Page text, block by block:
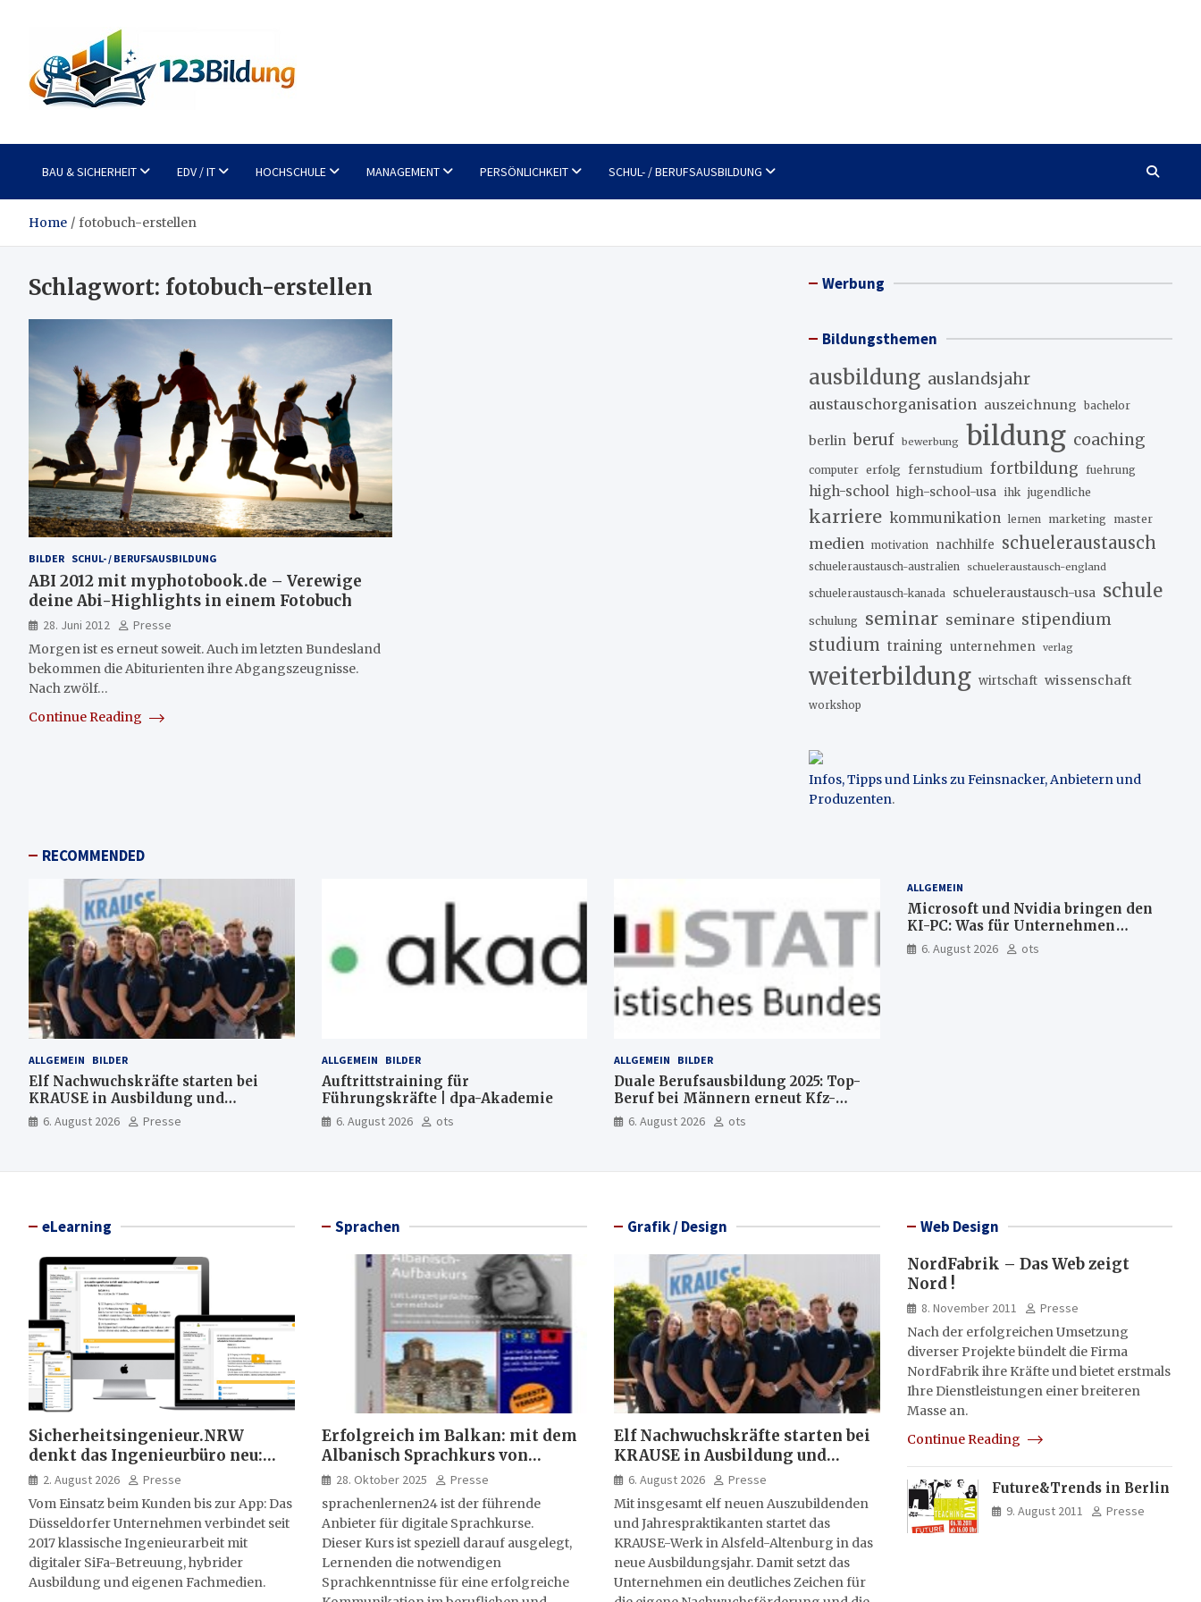
123Bildung
BAU & SICHERHEIT EDV / IT HOCHSCHULE MANAGEMENT PERSÖNLICHKEIT SCHUL- / BERUFSAUSBILDUNG
Home fotobuch-erstellen
Schlagwort: fotobuch-erstellen
BILDER SCHUL- / BERUFSAUSBILDUNG
ABI 2012 mit myphotobook.de – Verewige
deine Abi-Highlights in einem Fotobuch
28. Juni 2012
Presse
Morgen ist es erneut soweit. Auch im letzten Bundesland
bekommen die Abiturienten ihre Abgangszeugnisse.
Nach zwölf…
Continue Reading
Werbung
Bildungsthemen
ausbildung auslandsjahr
austauschorganisation auszeichnung bachelor
berlin beruf bewerbung bildung coaching
computer erfolg fernstudium fortbildung fuehrung
high-school high-school-usa ihk jugendliche
karriere kommunikation lernen marketing master
medien motivation nachhilfe schueleraustausch
schueleraustausch-australien schueleraustausch-england
schueleraustausch-kanada schueleraustausch-usa schule
schulung seminar seminare stipendium
studium training unternehmen verlag
weiterbildung wirtschaft wissenschaft
workshop
Infos, Tipps und Links zu Feinsnacker, Anbietern und
Produzenten.
RECOMMENDED
ALLGEMEIN BILDER
Elf Nachwuchskräfte starten bei
KRAUSE in Ausbildung und
Jahrespraktikum
6. August 2026 Presse
ALLGEMEIN BILDER
Auftrittstraining für
Führungskräfte | dpa-Akademie
6. August 2026 ots
ALLGEMEIN BILDER
Duale Berufsausbildung 2025: Top-
Beruf bei Männern erneut Kfz-
Mechatroniker, bei Frauen
medizinische Fachangestellte
6. August 2026 ots
ALLGEMEIN
Microsoft und Nvidia bringen den
KI-PC: Was für Unternehmen
künftig direkt auf Ihrem Computer
läuft und was weiter in der Cloud
6. August 2026 ots
eLearning
Sicherheitsingenieur.NRW
denkt das Ingenieurbüro neu:
HSE-Beratung wird digital,
hybrid und multimedial
2. August 2026
Presse
Vom Einsatz beim Kunden bis zur App: Das
Düsseldorfer Unternehmen verbindet seit
2017 klassische Ingenieurarbeit mit
digitaler SiFa-Betreuung, hybrider
Ausbildung und eigenen Fachmedien.
Sprachen
Erfolgreich im Balkan: mit dem
Albanisch Sprachkurs von
sprachenlernen24
28. Oktober 2025
Presse
sprachenlernen24 ist der führende
Anbieter für digitale Sprachkurse.
Dieser Kurs ist speziell darauf ausgelegt,
Lernenden die notwendigen
Sprachkenntnisse für eine erfolgreiche
Grafik / Design
Elf Nachwuchskräfte starten bei
KRAUSE in Ausbildung und
Jahrespraktikum
6. August 2026
Presse
Mit insgesamt elf neuen Auszubildenden
und Jahrespraktikanten startet das
KRAUSE-Werk in Alsfeld-Altenburg in das
neue Ausbildungsjahr. Damit setzt das
Unternehmen ein deutliches Zeichen für
Web Design
NordFabrik – Das Web zeigt
Nord !
8. November 2011
Presse
Nach der erfolgreichen Umsetzung
diverser Projekte bündelt die Firma
NordFabrik ihre Kräfte und bietet erstmals
Ihre Dienstleistungen einer breiteren
Masse an.
Continue Reading
Future&Trends in Berlin
9. August 2011 Presse